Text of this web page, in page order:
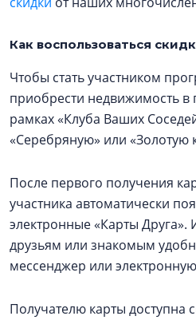
Как воспользоваться
Чтобы стать участником
приобрести недвижимость в
рамках «Клуба Ваших
«Серебряную» или «Золотую
После первого получения
участника автоматически
электронные «Карты
друзьям или знакомым
мессенджер или
Получателю карты доступна